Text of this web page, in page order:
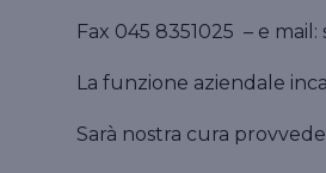
Fax 045 8351025 – e
La funzione aziendale
Sarà nostra cura